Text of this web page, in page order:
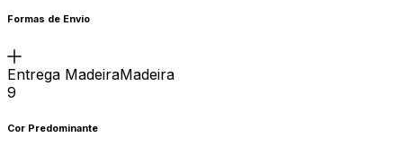
Formas de Envio
Entrega MadeiraMadeira
9
Cor Predominante